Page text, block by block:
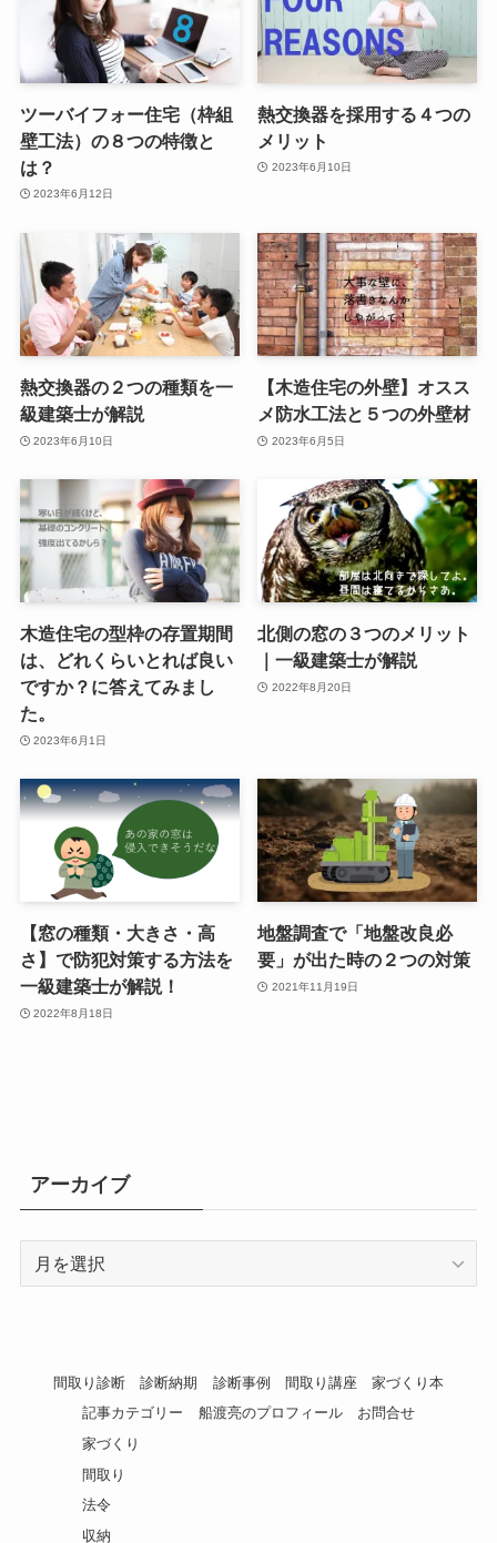
ツーバイフォー住宅（枠組
壁工法）の８つの特徴と
は？
2023年6月12日
熱交換器を採用する４つの
メリット
2023年6月10日
熱交換器の２つの種類を一
級建築士が解説
2023年6月10日
【木造住宅の外壁】オスス
メ防水工法と５つの外壁材
2023年6月5日
木造住宅の型枠の存置期間
は、どれくらいとれば良い
ですか？に答えてみまし
た。
2023年6月1日
北側の窓の３つのメリット
｜一級建築士が解説
2022年8月20日
【窓の種類・大きさ・高
さ】で防犯対策する方法を
一級建築士が解説！
2022年8月18日
地盤調査で「地盤改良必
要」が出た時の２つの対策
2021年11月19日
アーカイブ
間取り診断 診断納期 診断事例 間取り講座
家づくり本
記事カテゴリー
家づくり
間取り
法令
収納
船渡亮のプロフィール お問合せ